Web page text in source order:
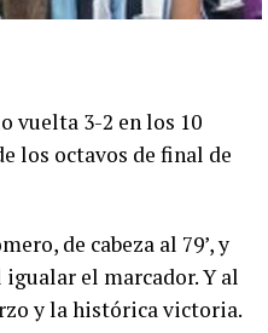
vuelta 3-2 en los 10
los octavos de final de
de cabeza al 79’, y
igualar el marcador. Y al
y la histórica victoria.